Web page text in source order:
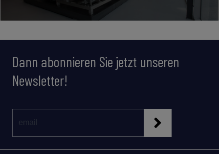
Dann abonnieren Sie jetzt unseren
Newsletter!